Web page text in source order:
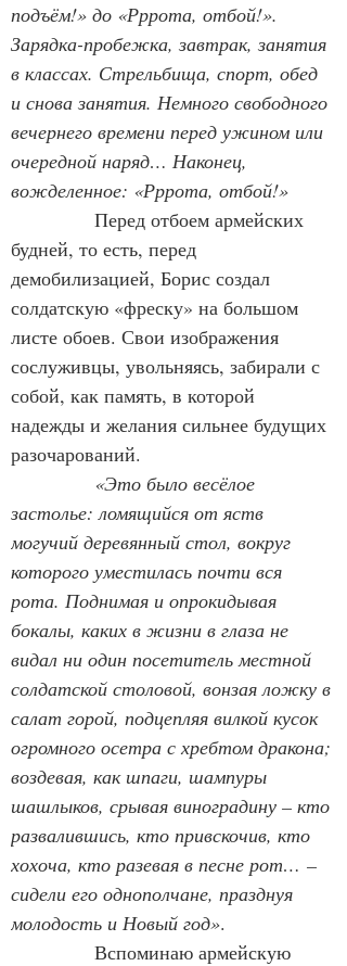
подъём!» до «Рррота, отбой!».
Зарядка-пробежка, завтрак, занятия
в классах. Стрельбища, спорт, обед
и снова занятия. Немного свободного
вечернего времени перед ужином или
очередной наряд… Наконец,
вожделенное: «Рррота, отбой!»
Перед отбоем армейских
будней, то есть, перед
демобилизацией, Борис создал
солдатскую «фреску» на большом
листе обоев. Свои изображения
сослуживцы, увольняясь, забирали с
собой, как память, в которой
надежды и желания сильнее будущих
разочарований.
«Это было весёлое
застолье: ломящийся от яств
могучий деревянный стол, вокруг
которого уместилась почти вся
рота. Поднимая и опрокидывая
бокалы, каких в жизни в глаза не
видал ни один посетитель местной
солдатской столовой, вонзая ложку в
салат горой, подцепляя вилкой кусок
огромного осетра с хребтом дракона;
воздевая, как шпаги, шампуры
шашлыков, срывая виноградину – кто
развалившись, кто привскочив, кто
хохоча, кто разевая в песне рот… –
сидели его однополчане, празднуя
молодость и Новый год».
Вспоминаю армейскую